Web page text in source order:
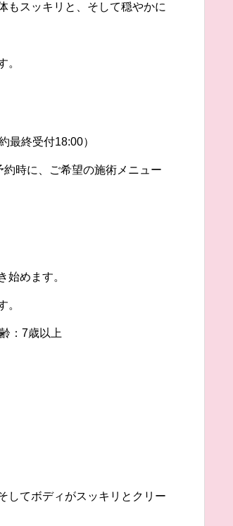
もスッキリと、そして穏やかに
。
最終受付18:00）
時に、ご希望の施術メニュー
始めます。
。
：7歳以上
してボディがスッキリとクリー